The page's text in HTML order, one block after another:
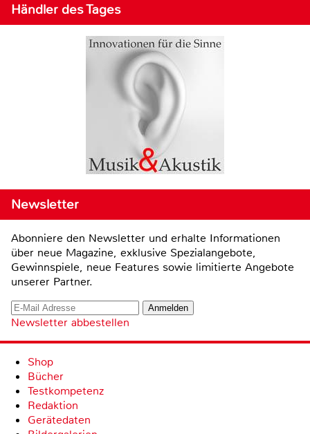
Händler des Tages
Newsletter
Abonniere den Newsletter und erhalte Informationen
über neue Magazine, exklusive Spezialangebote,
Gewinnspiele, neue Features sowie limitierte Angebote
unserer Partner.
Newsletter abbestellen
Shop
Bücher
Testkompetenz
Redaktion
Gerätedaten